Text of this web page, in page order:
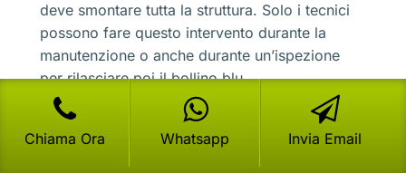
deve smontare tutta la struttura. Solo i tecnici
possono fare questo intervento durante la
manutenzione o anche durante un’ispezione
per rilasciare poi il bollino blu.
Riparazione Caldaia Beretta Melzoe
termostati fumi cosa sono
Chiama Ora Whatsapp Invia Email